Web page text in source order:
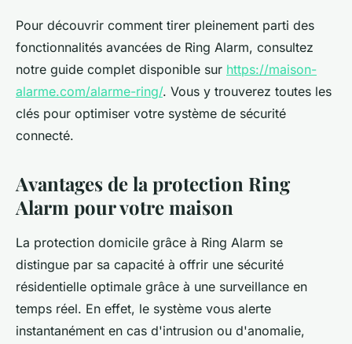
Pour découvrir comment tirer pleinement parti des
fonctionnalités avancées de Ring Alarm, consultez
notre guide complet disponible sur https://maison-
alarme.com/alarme-ring/. Vous y trouverez toutes les
clés pour optimiser votre système de sécurité
connecté.
Avantages de la protection Ring
Alarm pour votre maison
La protection domicile grâce à Ring Alarm se
distingue par sa capacité à offrir une sécurité
résidentielle optimale grâce à une surveillance en
temps réel. En effet, le système vous alerte
instantanément en cas d'intrusion ou d'anomalie,